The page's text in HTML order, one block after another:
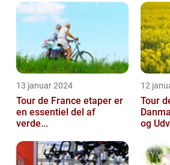
13 januar 2024
Tour de France etaper er
en essentiel del af
verde...
12
Tour
og